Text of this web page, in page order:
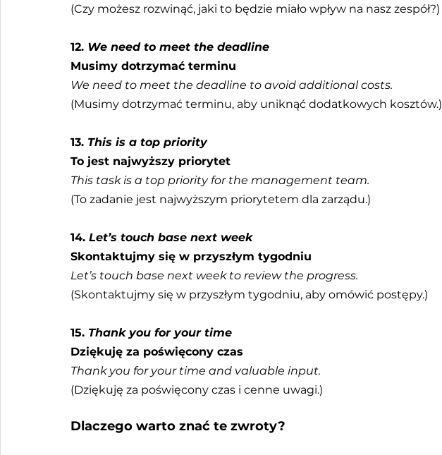
(Czy możesz rozwinąć, jaki to będzie miało wpływ na nasz zespół?)
12. We need to meet the deadline
Musimy dotrzymać terminu
We need to meet the deadline to avoid additional costs.
(Musimy dotrzymać terminu, aby uniknąć dodatkowych kosztów.)
13. This is a top priority
To jest najwyższy priorytet
This task is a top priority for the management team.
(To zadanie jest najwyższym priorytetem dla zarządu.)
14. Let’s touch base next week
Skontaktujmy się w przyszłym tygodniu
Let’s touch base next week to review the progress.
(Skontaktujmy się w przyszłym tygodniu, aby omówić postępy.)
15. Thank you for your time
Dziękuję za poświęcony czas
Thank you for your time and valuable input.
(Dziękuję za poświęcony czas i cenne uwagi.)
Dlaczego warto znać te zwroty?